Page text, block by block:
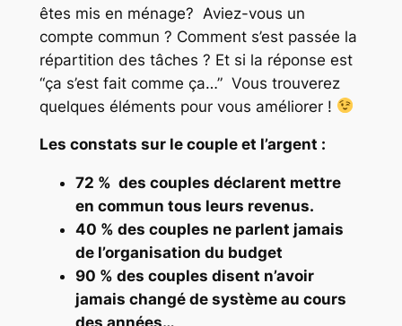
êtes mis en ménage? Aviez-vous un
compte commun ? Comment s’est passée la
répartition des tâches ? Et si la réponse est
“ça s’est fait comme ça…” Vous trouverez
quelques éléments pour vous améliorer !
Les constats sur le couple et l’argent :
72 % des couples déclarent mettre
en commun tous leurs revenus.
40 % des couples ne parlent jamais
de l’organisation du budget
90 % des couples disent n’avoir
jamais changé de système au cours